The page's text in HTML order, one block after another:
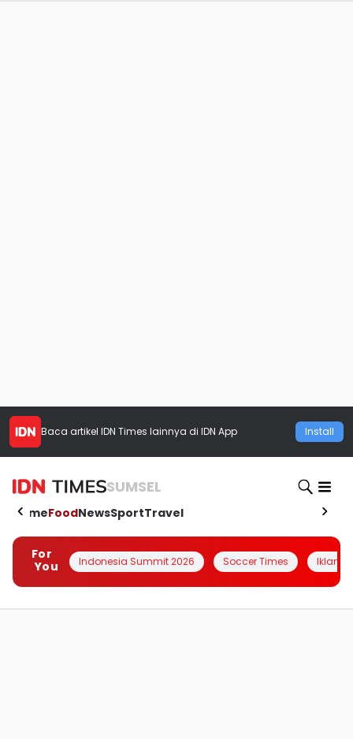
Baca artikel IDN Times lainnya di IDN App Install
SUMSEL
HomeFoodNewsSportTravel
For
You
Indonesia Summit 2026 Soccer Times Iklanin